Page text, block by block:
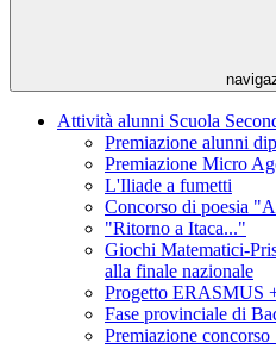
Attività alunni Scuola
Premiazione alunni
Premiazione Micro
L'Iliade a fumetti
Concorso di poesia
"Ritorno a Itaca..."
Giochi Matematici-
alla finale nazionale
Progetto ERASMUS
Fase provinciale di
Premiazione